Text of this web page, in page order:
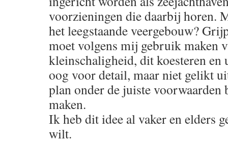
voorzieningen die daarbij horen.
het leegstaande veergebouw?
moet volgens mij gebruik maken
kleinschaligheid, dit koesteren en
oog voor detail, maar niet gelikt
plan onder de juiste voorwaarden
maken.
Ik heb dit idee al vaker en elders
wilt.